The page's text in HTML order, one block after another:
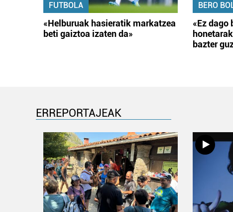
FUTBOLA
«Helburuak hasieratik markatzea
beti gaiztoa izaten da»
BERO
«Ez dago
bazter
ERREPORTAJEAK